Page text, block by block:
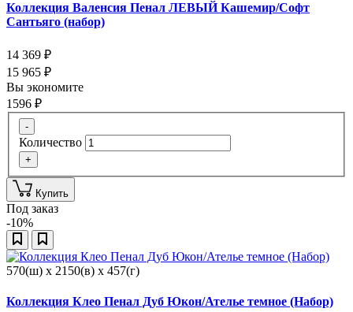
Коллекция Валенсия Пенал ЛЕВЫЙ Кашемир/Софт
Сантьяго (набор)
14 369 ₽
15 965 ₽
Вы экономите
1596 ₽
-
Количество
+
Купить
Под заказ
-10%
570(ш) x 2150(в) x 457(г)
Коллекция Клео Пенал Дуб Юкон/Ателье темное (Набор)